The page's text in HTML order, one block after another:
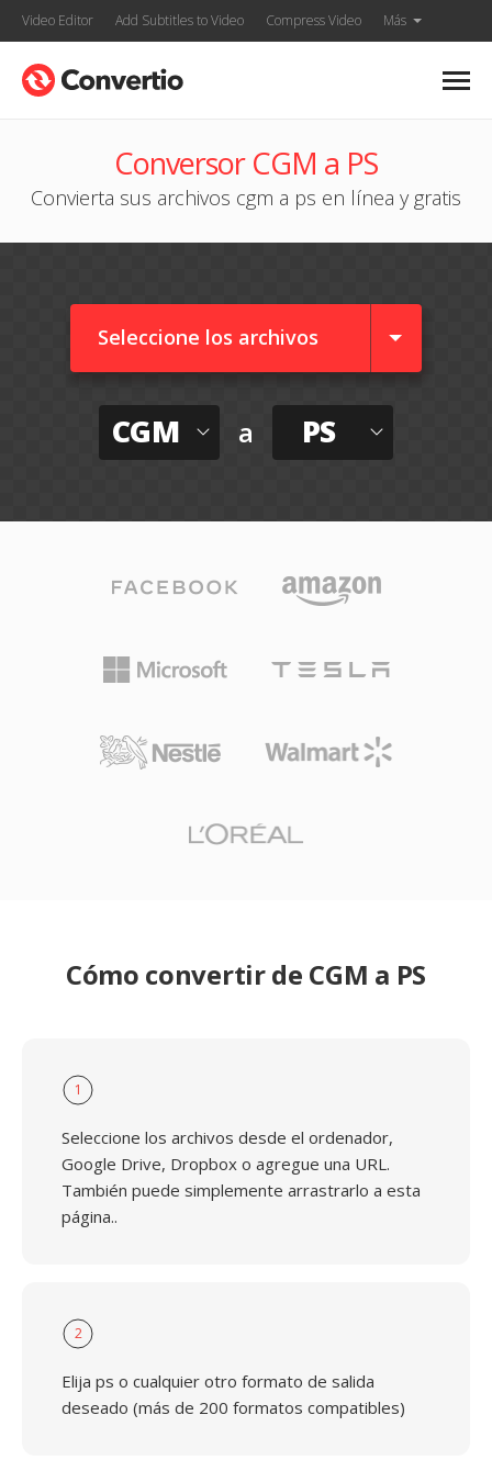
Video Editor Add Subtitles to Video Compress Video Más
Conversor CGM a PS
Convierta sus archivos cgm a ps en línea y gratis
Seleccione los archivos
CGM a PS
Cómo convertir de CGM a PS
1
Seleccione los archivos desde el ordenador,
Google Drive, Dropbox o agregue una URL.
También puede simplemente arrastrarlo a esta
página..
2
Elija ps o cualquier otro formato de salida
deseado (más de 200 formatos compatibles)